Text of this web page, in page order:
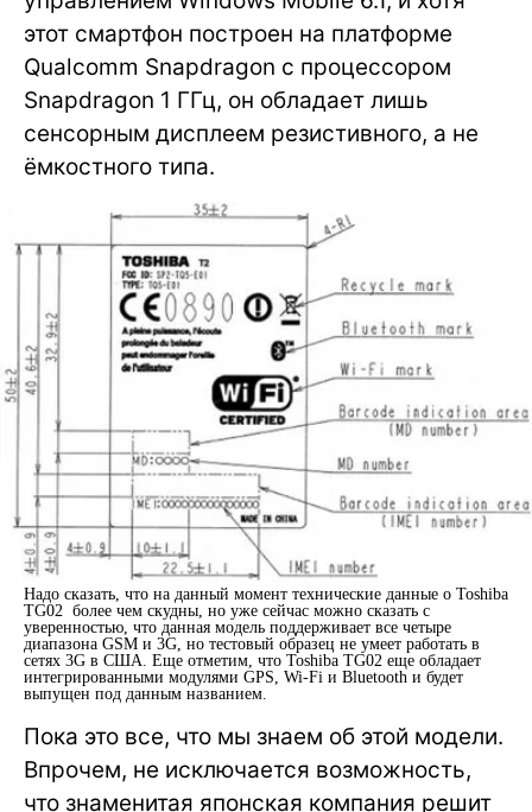
этот смартфон построен на платформе
Qualcomm Snapdragon с процессором
Snapdragon 1 ГГц, он обладает лишь
сенсорным дисплеем резистивного, а не
ёмкостного типа.
Надо сказать, что на данный момент технические данные о Toshiba
TG02 более чем скудны, но уже сейчас можно сказать с
уверенностью, что данная модель поддерживает все четыре
диапазона GSM и 3G, но тестовый образец не умеет работать в
сетях 3G в США. Еще отметим, что Toshiba TG02 еще обладает
интегрированными модулями GPS, Wi-Fi и Bluetooth и будет
выпущен под данным названием.
Пока это все, что мы знаем об этой модели.
Впрочем, не исключается возможность,
что знаменитая японская компания решит